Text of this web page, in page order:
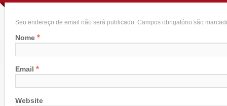
Seu endereço de email não será publicado. Campos obrigatório são
Nome *
Email *
Website